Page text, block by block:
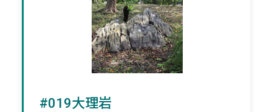
#019大理岩